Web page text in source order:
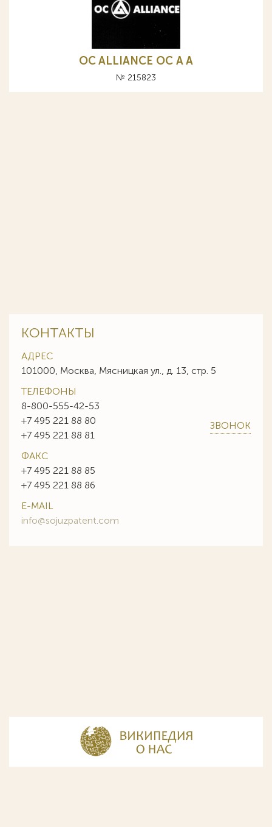
OC ALLIANCE ОС A А
№ 215823
КОНТАКТЫ
АДРЕС
101000, Москва, Мясницкая ул., д. 13, стр. 5
ТЕЛЕФОНЫ
8-800-555-42-53
+7 495 221 88 80
+7 495 221 88 81
ЗВОНОК
ФАКС
+7 495 221 88 85
+7 495 221 88 86
E-MAIL
info@sojuzpatent.com